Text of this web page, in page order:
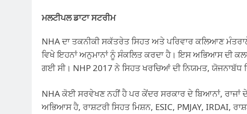
ਮਲਟੀਪਲ ਡਾਟਾ ਸਟਰੀਮ
NHA ਦਾ ਤਕਨੀਕੀ ਸਕੱਤਰੇਤ ਸਿਹਤ ਅਤੇ ਪਰਿਵਾਰ ਕਲਿਆਣ
ਵਿਖੇ ਇਹਨਾਂ ਅਨੁਮਾਨਾਂ ਨੂੰ ਸੰਕਲਿਤ ਕਰਦਾ ਹੈ। ਇਸ ਅਭਿਆਸ ਦੀ
ਗਈ ਸੀ। NHP 2017 ਨੇ ਸਿਹਤ ਖਰਚਿਆਂ ਦੀ ਨਿਯਮਤ, ਯੋਜਨਾਬੱਧ
NHA ਕੋਈ ਸਰਵੇਖਣ ਨਹੀਂ ਹੈ ਪਰ ਕੇਂਦਰ ਸਰਕਾਰ ਦੇ ਬਿਆਨਾਂ, ਰਾਜਾਂ
ਅਭਿਆਸ ਹੈ, ਰਾਸ਼ਟਰੀ ਸਿਹਤ ਮਿਸ਼ਨ, ESIC, PMJAY, IRDAI,